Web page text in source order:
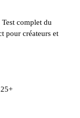
complet du
pour créateurs et